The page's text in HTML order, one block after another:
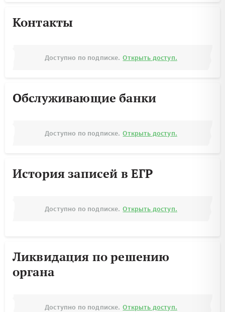
Контакты
Доступно по подписке. Открыть доступ.
Обслуживающие банки
Доступно по подписке. Открыть доступ.
История записей в ЕГР
Доступно по подписке. Открыть доступ.
Ликвидация по решению
органа
Доступно по подписке. Открыть доступ.